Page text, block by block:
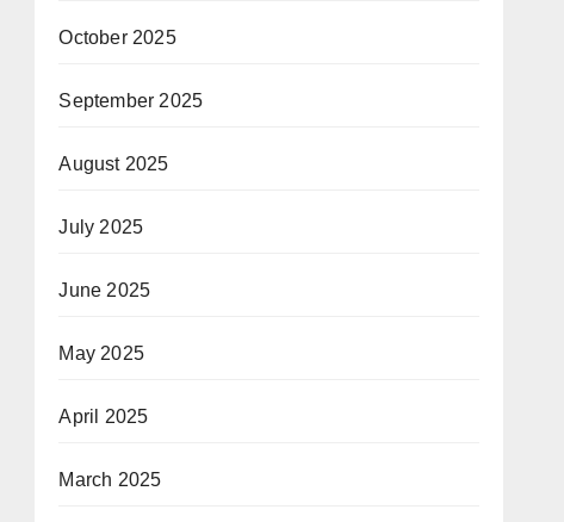
October 2025
September 2025
August 2025
July 2025
June 2025
May 2025
April 2025
March 2025